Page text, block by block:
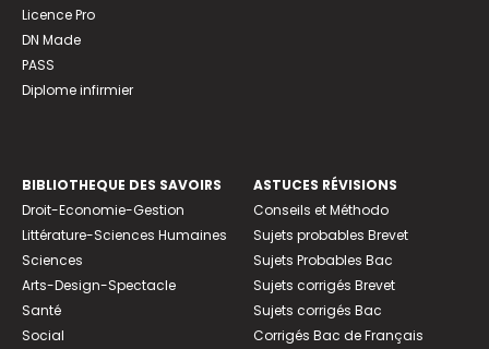
Licence Pro
DN Made
PASS
Diplome infirmier
BIBLIOTHEQUE DES SAVOIRS
Droit-Economie-Gestion
Littérature-Sciences Humaines
Sciences
Arts-Design-Spectacle
Santé
Social
ASTUCES RÉVISIONS
Conseils et Méthodo
Sujets probables Brevet
Sujets Probables Bac
Sujets corrigés Brevet
Sujets corrigés Bac
Corrigés Bac de Français